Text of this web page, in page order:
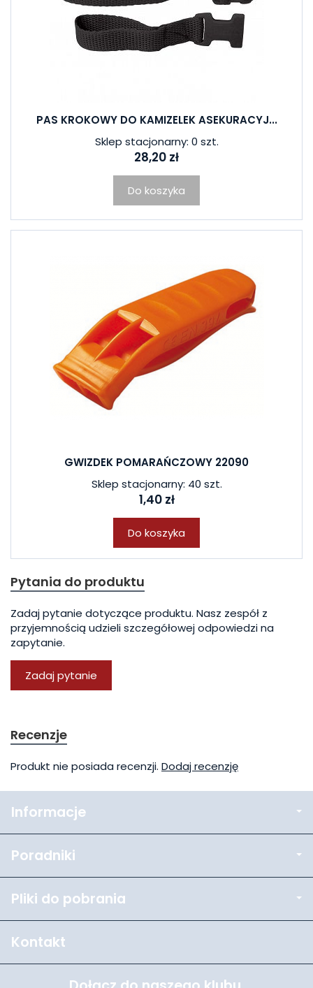
PAS KROKOWY DO KAMIZELEK ASEKURACYJ...
Sklep stacjonarny: 0 szt.
28,20 zł
Do koszyka
GWIZDEK POMARAŃCZOWY 22090
Sklep stacjonarny: 40 szt.
1,40 zł
Do koszyka
Pytania do produktu
Zadaj pytanie dotyczące produktu. Nasz zespół z
przyjemnością udzieli szczegółowej odpowiedzi na
zapytanie.
Zadaj pytanie
Recenzje
Produkt nie posiada recenzji. Dodaj recenzję
Informacje
Poradniki
Pliki do pobrania
Kontakt